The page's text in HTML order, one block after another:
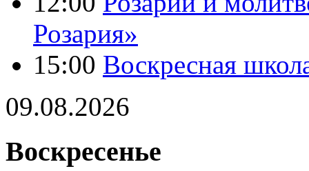
Розария»
15:00 Воскресная
09.08.2026
Воскресенье